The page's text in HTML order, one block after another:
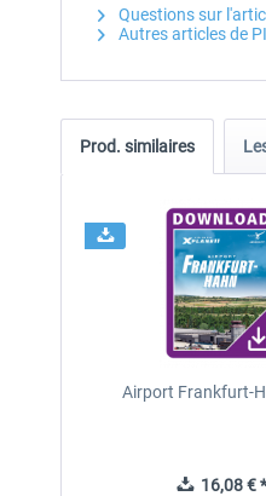
Questions sur
Autres articles de
Prod. similaires
Airport Frankfurt-
16,08 € *